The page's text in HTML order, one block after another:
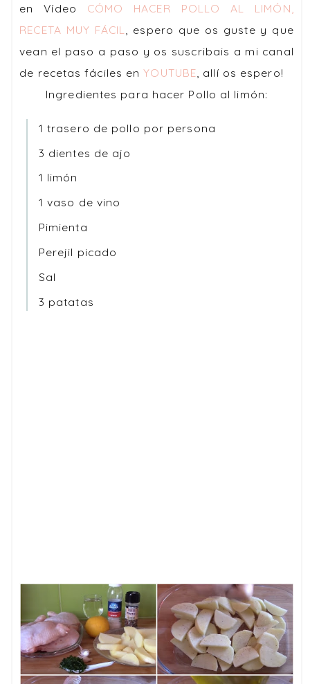
en Vídeo CÓMO HACER POLLO AL LIMÓN,
RECETA MUY FÁCIL
, espero que os guste y que
vean el paso a paso y os suscribais a mi canal
de recetas fáciles enYOUTUBE , allí os espero!
Ingredientes para hacer Pollo al limón:
1 trasero de pollo por persona
3 dientes de ajo
1 limón
1 vaso de vino
Pimienta
Perejil picado
Sal
3 patatas